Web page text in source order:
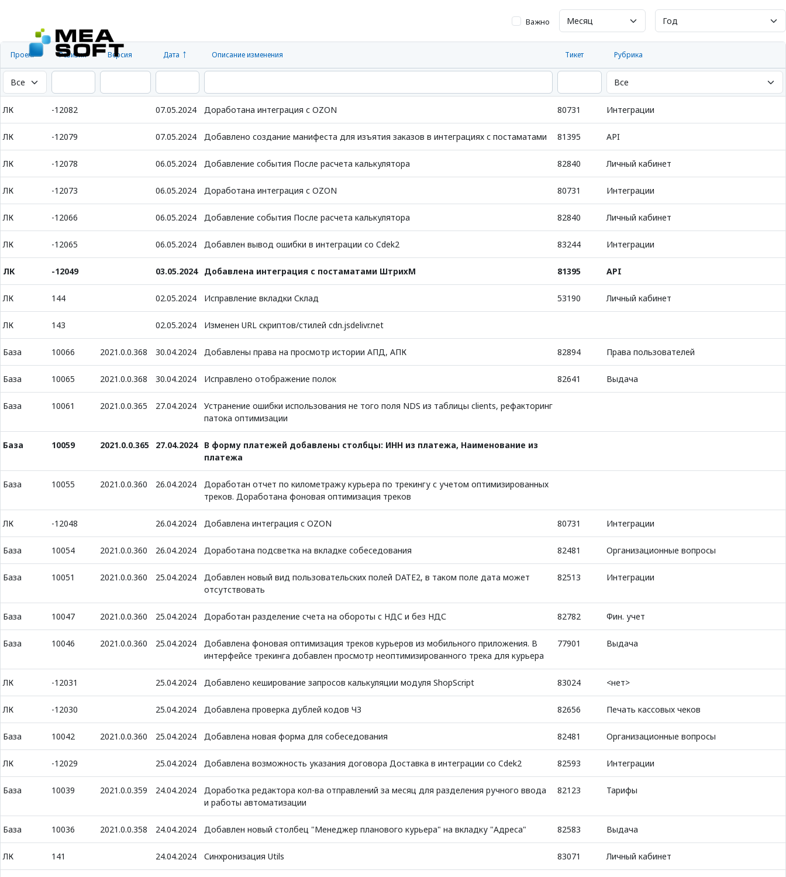
Важно
Проект Ревизия Версия Дата Описание изменения Тикет Рубрика
ЛК -12082 07.05.2024 Доработана интеграция с OZON 80731 Интеграции
ЛК -12079 07.05.2024 Добавлено создание манифеста для изъятия заказов в интеграциях с постаматами 81395 API
ЛК -12078 06.05.2024 Добавление события После расчета калькулятора 82840 Личный кабинет
ЛК -12073 06.05.2024 Доработана интеграция с OZON 80731 Интеграции
ЛК -12066 06.05.2024 Добавление события После расчета калькулятора 82840 Личный кабинет
ЛК -12065 06.05.2024 Добавлен вывод ошибки в интеграции со Cdek2 83244 Интеграции
ЛК -12049 03.05.2024 Добавлена интеграция с постаматами ШтрихМ 81395 API
ЛК 144 02.05.2024 Исправление вкладки Склад 53190 Личный кабинет
ЛК 143 02.05.2024 Изменен URL скриптов/стилей cdn.jsdelivr.net
База 10066 2021.0.0.368 30.04.2024 Добавлены права на просмотр истории АПД, АПК 82894 Права пользователей
База 10065 2021.0.0.368 30.04.2024 Исправлено отображение полок 82641 Выдача
База 10061 2021.0.0.365 27.04.2024
Устранение ошибки использования не того поля NDS из таблицы clients, рефакторинг
патока оптимизации
База 10059 2021.0.0.365 27.04.2024
В форму платежей добавлены столбцы: ИНН из платежа, Наименование из
платежа
База 10055 2021.0.0.360 26.04.2024
Доработан отчет по километражу курьера по трекингу с учетом оптимизированных
треков. Доработана фоновая оптимизация треков
ЛК -12048 26.04.2024 Добавлена интеграция с OZON 80731 Интеграции
База 10054 2021.0.0.360 26.04.2024 Доработана подсветка на вкладке собеседования 82481 Организационные вопросы
База 10051 2021.0.0.360 25.04.2024
Добавлен новый вид пользовательских полей DATE2, в таком поле дата может
отсутствовать
82513 Интеграции
База 10047 2021.0.0.360 25.04.2024 Доработан разделение счета на обороты с НДС и без НДС 82782 Фин. учет
База 10046 2021.0.0.360 25.04.2024
Добавлена фоновая оптимизация треков курьеров из мобильного приложения. В
интерфейсе трекинга добавлен просмотр неоптимизированного трека для курьера
77901 Выдача
ЛК -12031 25.04.2024 Добавлено кеширование запросов калькуляции модуля ShopScript 83024 <нет>
ЛК -12030 25.04.2024 Добавлена проверка дублей кодов ЧЗ 82656 Печать кассовых чеков
База 10042 2021.0.0.360 25.04.2024 Добавлена новая форма для собеседования 82481 Организационные вопросы
ЛК -12029 25.04.2024 Добавлена возможность указания договора Доставка в интеграции со Cdek2 82593 Интеграции
База 10039 2021.0.0.359 24.04.2024
Доработка редактора кол-ва отправлений за месяц для разделения ручного ввода
и работы автоматизации
82123 Тарифы
База 10036 2021.0.0.358 24.04.2024 Добавлен новый столбец "Менеджер планового курьера" на вкладку "Адреса" 82583 Выдача
ЛК 141 24.04.2024 Синхронизация Utils 83071 Личный кабинет